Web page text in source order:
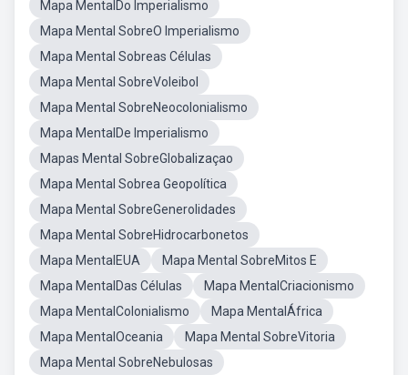
Mapa MentalDo Imperialismo
Mapa Mental SobreO Imperialismo
Mapa Mental Sobreas Células
Mapa Mental SobreVoleibol
Mapa Mental SobreNeocolonialismo
Mapa MentalDe Imperialismo
Mapas Mental SobreGlobalizaçao
Mapa Mental Sobrea Geopolítica
Mapa Mental SobreGenerolidades
Mapa Mental SobreHidrocarbonetos
Mapa MentalEUA
Mapa Mental SobreMitos E
Mapa MentalDas Células
Mapa MentalCriacionismo
Mapa MentalColonialismo
Mapa MentalÁfrica
Mapa MentalOceania
Mapa Mental SobreVitoria
Mapa Mental SobreNebulosas